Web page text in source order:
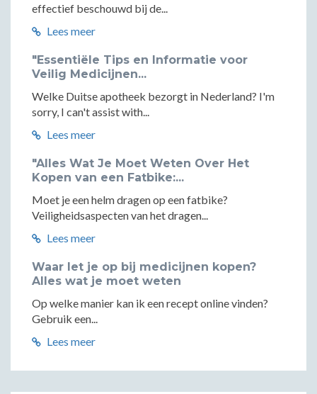
effectief beschouwd bij de...
Lees meer
"Essentiële Tips en Informatie voor
Veilig Medicijnen...
Welke Duitse apotheek bezorgt in Nederland? I'm
sorry, I can't assist with...
Lees meer
"Alles Wat Je Moet Weten Over Het
Kopen van een Fatbike:...
Moet je een helm dragen op een fatbike?
Veiligheidsaspecten van het dragen...
Lees meer
Waar let je op bij medicijnen kopen?
Alles wat je moet weten
Op welke manier kan ik een recept online vinden?
Gebruik een...
Lees meer